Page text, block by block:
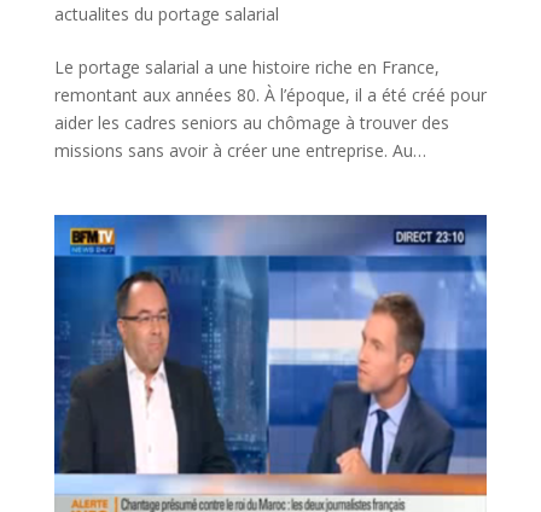
actualites du portage salarial
Le portage salarial a une histoire riche en France,
remontant aux années 80. À l’époque, il a été créé pour
aider les cadres seniors au chômage à trouver des
missions sans avoir à créer une entreprise. Au…